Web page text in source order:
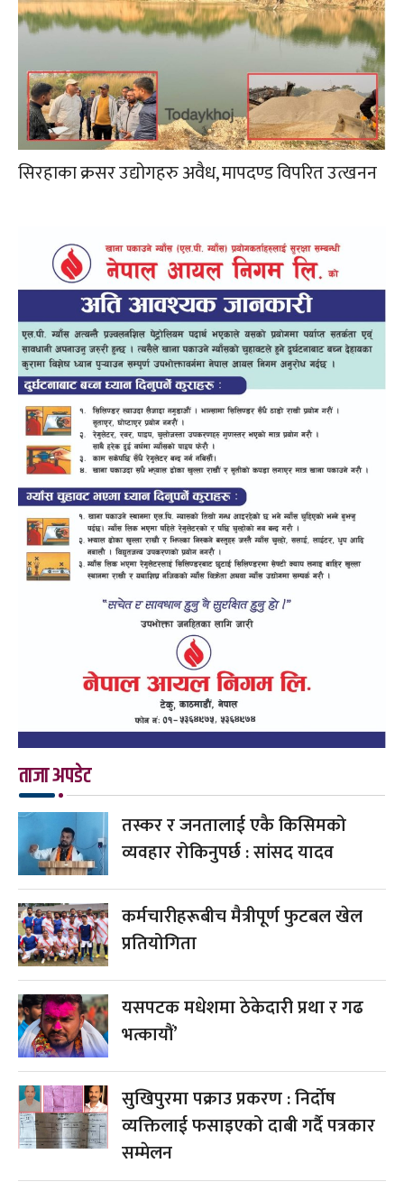
सिरहाका क्रसर उद्योगहरु अवैध, मापदण्ड विपरित उत्खनन
ताजा अपडेट
तस्कर र जनतालाई एकै किसिमको
व्यवहार रोकिनुपर्छ : सांसद यादव
कर्मचारीहरूबीच मैत्रीपूर्ण फुटबल खेल
प्रतियोगिता
यसपटक मधेशमा ठेकेदारी प्रथा र गढ
भत्कायौं’
सुखिपुरमा पक्राउ प्रकरण : निर्दोष
व्यक्तिलाई फसाइएको दाबी गर्दै पत्रकार
सम्मेलन